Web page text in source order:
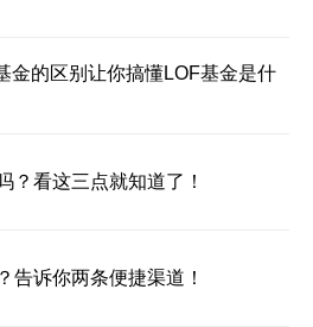
金的区别让你搞懂LOF基金是什
？看这三点就知道了！
告诉你两条便捷渠道！